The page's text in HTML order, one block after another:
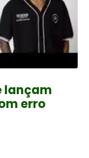
lançam
erro